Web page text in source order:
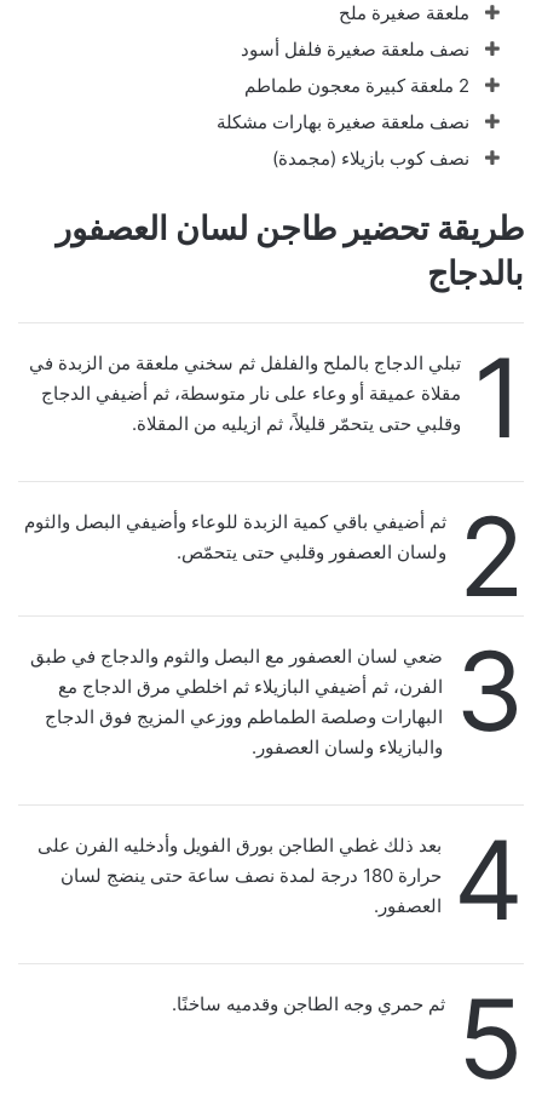
ملعقة صغيرة ملح
نصف ملعقة صغيرة فلفل أسود
2 ملعقة كبيرة معجون طماطم
نصف ملعقة صغيرة بهارات مشكلة
نصف كوب بازيلاء (مجمدة)
طريقة تحضير طاجن لسان العصفور
بالدجاج
1
تبلي الدجاج بالملح والفلفل ثم سخني ملعقة من الزبدة في
مقلاة عميقة أو وعاء على نار متوسطة، ثم أضيفي الدجاج
وقلبي حتى يتحمّر قليلاً، ثم ازيليه من المقلاة.
2
ثم أضيفي باقي كمية الزبدة للوعاء وأضيفي البصل والثوم
ولسان العصفور وقلبي حتى يتحمّص.
3
ضعي لسان العصفور مع البصل والثوم والدجاج في طبق
الفرن، ثم أضيفي البازيلاء ثم اخلطي مرق الدجاج مع
البهارات وصلصة الطماطم ووزعي المزيج فوق الدجاج
والبازيلاء ولسان العصفور.
4
بعد ذلك غطي الطاجن بورق الفويل وأدخليه الفرن على
حرارة 180 درجة لمدة نصف ساعة حتى ينضج لسان
العصفور.
5 ثم حمري وجه الطاجن وقدميه ساخنًا.